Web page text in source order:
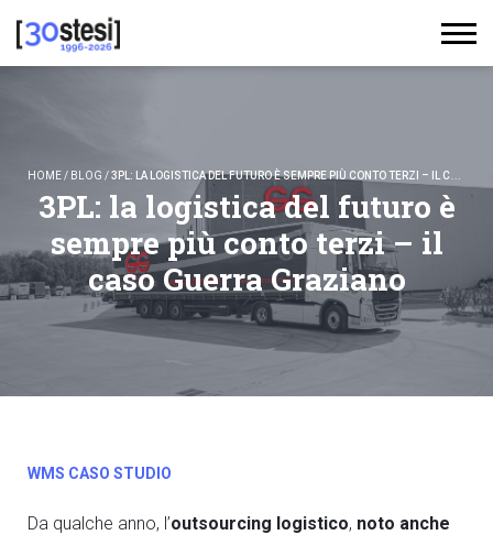
HOME/ BLOG /3PL: LA LOGISTICA DEL FUTURO È SEMPRE PIÙ CONTO TERZI – IL CASO GUERRA GRAZIANO
3PL: la logistica del futuro è
sempre più conto terzi – il
caso Guerra Graziano
WMS CASO STUDIO
Da qualche anno, l’outsourcing logistico, noto anche